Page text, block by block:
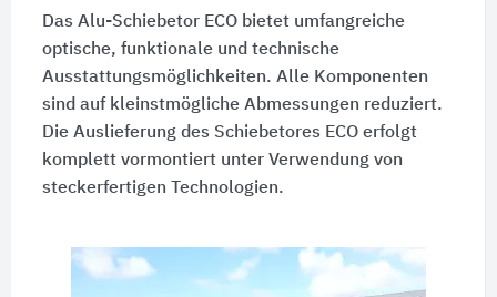
Das Alu-Schiebetor ECO bietet umfangreiche
optische, funktionale und technische
Ausstattungsmöglichkeiten. Alle Komponenten
sind auf kleinstmögliche Abmessungen reduziert.
Die Auslieferung des Schiebetores ECO erfolgt
komplett vormontiert unter Verwendung von
steckerfertigen Technologien.